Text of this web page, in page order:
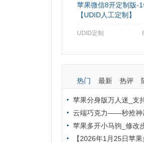
苹果微信8开定制版-
【UDID人工定制】
UDID定制
热门 最新 热评
苹果分身版万人迷_支
天版本TF兑换模式外侧
云端巧克力——秒抢神
全天自动秒抢群红包
苹果多开小马驹_修改
修改桌面logo和名字
【2026年1月25日苹